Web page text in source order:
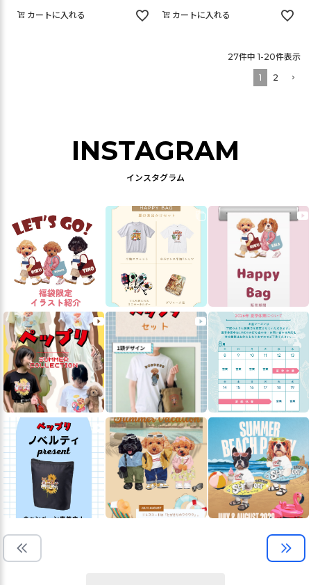
カートに入れる カートに入れる
27件中 1-20件表示
1
2
INSTAGRAM
インスタグラム